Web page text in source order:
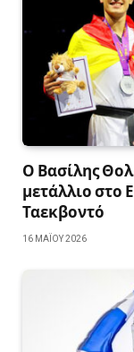
Ο Βασίλης
μετάλλιο
Ταεκβοντό
16 ΜΑΪ́ΟΥ 2026